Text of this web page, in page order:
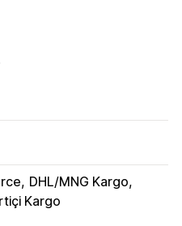
DHL/MNG Kargo
Kargo